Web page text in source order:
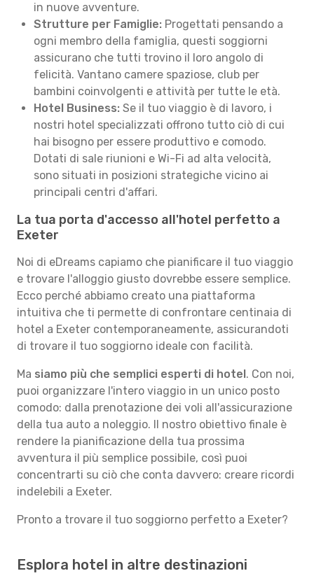
in nuove avventure.
Strutture per Famiglie: Progettati pensando a
ogni membro della famiglia, questi soggiorni
assicurano che tutti trovino il loro angolo di
felicità. Vantano camere spaziose, club per
bambini coinvolgenti e attività per tutte le età.
Hotel Business: Se il tuo viaggio è di lavoro, i
nostri hotel specializzati offrono tutto ciò di cui
hai bisogno per essere produttivo e comodo.
Dotati di sale riunioni e Wi-Fi ad alta velocità,
sono situati in posizioni strategiche vicino ai
principali centri d'affari.
La tua porta d'accesso all'hotel perfetto a
Exeter
Noi di eDreams capiamo che pianificare il tuo viaggio
e trovare l'alloggio giusto dovrebbe essere semplice.
Ecco perché abbiamo creato una piattaforma
intuitiva che ti permette di confrontare centinaia di
hotel a Exeter contemporaneamente, assicurandoti
di trovare il tuo soggiorno ideale con facilità.
Ma siamo più che semplici esperti di hotel. Con noi,
puoi organizzare l'intero viaggio in un unico posto
comodo: dalla prenotazione dei voli all'assicurazione
della tua auto a noleggio. Il nostro obiettivo finale è
rendere la pianificazione della tua prossima
avventura il più semplice possibile, così puoi
concentrarti su ciò che conta davvero: creare ricordi
indelebili a Exeter.
Pronto a trovare il tuo soggiorno perfetto a Exeter?
Esplora hotel in altre destinazioni